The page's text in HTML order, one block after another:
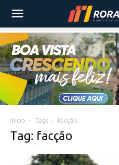
Início Tags Facção
Tag: facção